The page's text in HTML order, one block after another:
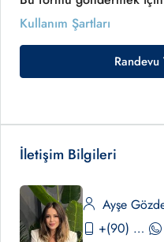
Kullanım Şartları
İletişim Bilgileri
Ayşe
+(90) 530 390 02 84